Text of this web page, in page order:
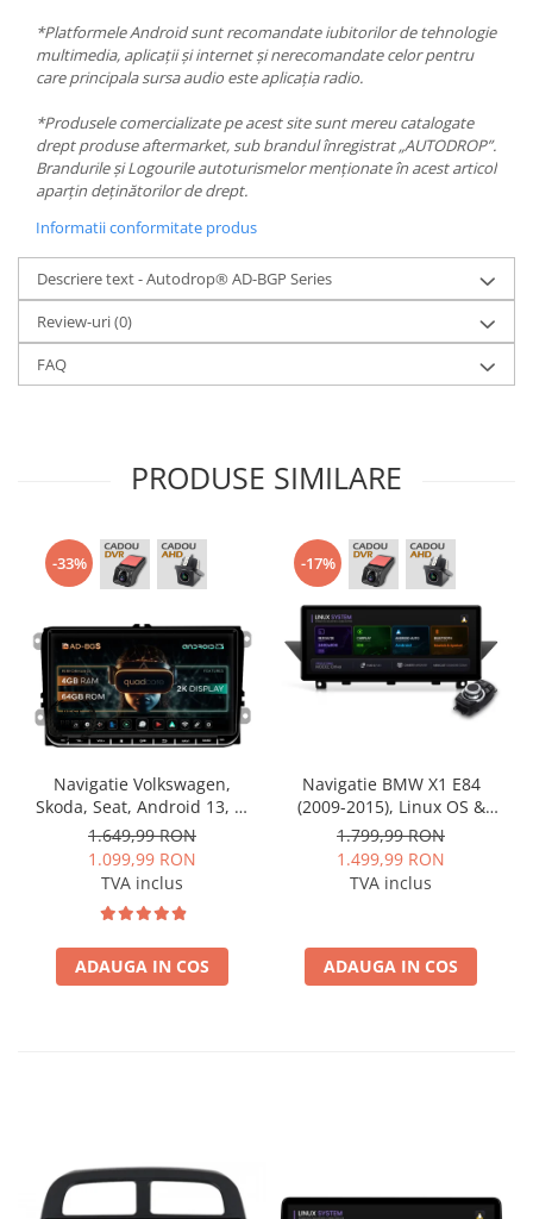
*Platformele Android sunt recomandate iubitorilor de tehnologie
multimedia, aplicații și internet și nerecomandate celor pentru
care principala sursa audio este aplicația radio.
*Produsele comercializate pe acest site sunt mereu catalogate
drept produse aftermarket, sub brandul înregistrat „AUTODROP”.
Brandurile și Logourile autoturismelor menționate în acest articol
aparțin deținătorilor de drept.
Informatii conformitate produs
Descriere text - Autodrop® AD-BGP Series
Review-uri(0)
FAQ
PRODUSE SIMILARE
-33%
Navigatie Volkswagen,
Skoda, Seat, Android 13, S-
Quadcore / 4GB RAM +
64GB ROM, 9 Inch - AD-
BGSW94L
1.649,99 RON
1.099,99 RON
TVA inclus
ADAUGA IN COS
-17%
Navigatie BMW X1 E84
(2009-2015), Linux OS &
OEM, Varianta iDrive,
CarPlay & Android Auto
Wireless, MirrorLink,
BGRKITBM004
1.799,99 RON
1.499,99 RON
TVA inclus
ADAUGA IN COS